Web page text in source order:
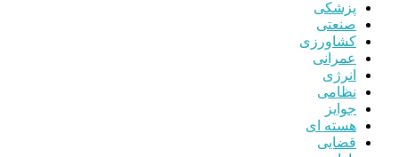
پزشکی
صنعتی
کشاورزی
عمرانی
انرژی
نظامی
جوایز
هسته ای
قضایی